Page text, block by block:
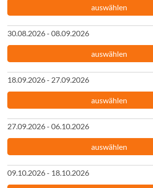
auswählen
30.08.2026 - 08.09.2026
auswählen
18.09.2026 - 27.09.2026
auswählen
27.09.2026 - 06.10.2026
auswählen
09.10.2026 - 18.10.2026